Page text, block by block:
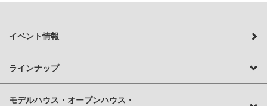
イベント情報
ラインナップ
モデルハウス・オープンハウス・